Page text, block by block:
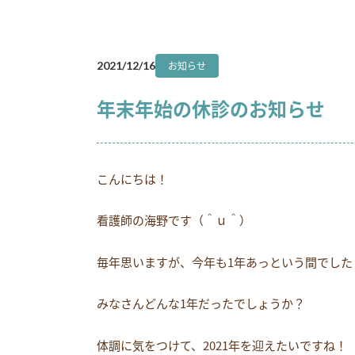
2021/12/16 お知らせ
年末年始の休診のお知らせ
こんにちは！
看護師の海野です（＾ｕ＾）
毎年思いますが、今年も1年あっという間でした
みなさんどんな1年だったでしょうか？
体調に気をつけて、2021年を迎えたいですね！